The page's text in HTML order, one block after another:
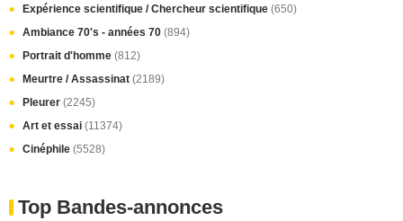
Expérience scientifique / Chercheur scientifique (650)
Ambiance 70's - années 70 (894)
Portrait d'homme (812)
Meurtre / Assassinat (2189)
Pleurer (2245)
Art et essai (11374)
Cinéphile (5528)
Top Bandes-annonces